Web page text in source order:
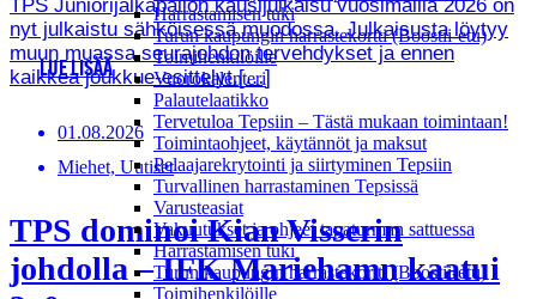
Harrastamisen tuki
Turun kaupungin harrastekortti (Boostii-etu)
Toimihenkilöille
Vuorokalenteri
Palautelaatikko
Tervetuloa Tepsiin – Tästä mukaan toimintaan!
Toimintaohjeet, käytännöt ja maksut
Pelaajarekrytointi ja siirtyminen Tepsiin
Turvallinen harrastaminen Tepsissä
Varusteasiat
Vakuutukset ja ohjeet tapaturman sattuessa
Harrastamisen tuki
Turun kaupungin harrastekortti (Boostii-etu)
Toimihenkilöille
TPS Juniorijalkapallon kausijulkaisu vuosimallia 2026 on
nyt julkaistu sähköisessä muodossa. Julkaisusta löytyy
muun muassa seurajohdon tervehdykset ja ennen
kaikkea joukkue-esittelyt.[…]
LUE LISÄÄ
01.08.2026
Miehet, Uutiset
TPS dominoi Kian Visserin
johdolla – IFK Mariehamn kaatui